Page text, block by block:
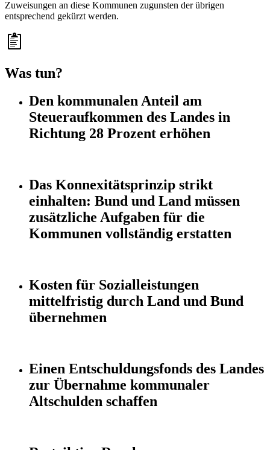
Zuweisungen an diese Kommunen zugunsten der übrigen
entsprechend gekürzt werden.
Was tun?
Den kommunalen Anteil am
Steueraufkommen des Landes in
Richtung 28 Prozent erhöhen
Das Konnexitätsprinzip strikt
einhalten: Bund und Land müssen
zusätzliche Aufgaben für die
Kommunen vollständig erstatten
Kosten für Sozialleistungen
mittelfristig durch Land und Bund
übernehmen
Einen Entschuldungsfonds des Landes
zur Übernahme kommunaler
Altschulden schaffen